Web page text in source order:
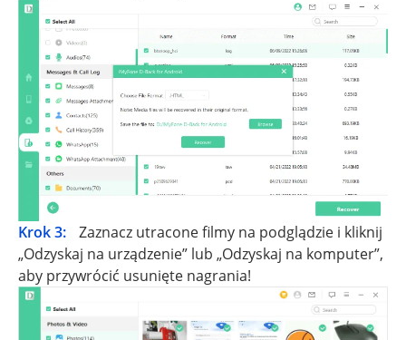
Krok 3:
Zaznacz utracone filmy na podglądzie i kliknij
„Odzyskaj na urządzenie” lub „Odzyskaj na komputer”,
aby przywrócić usunięte nagrania!